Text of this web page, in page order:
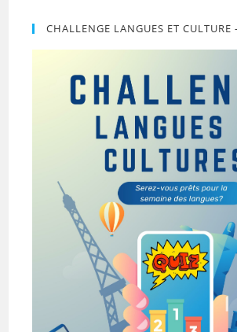
CHALLENGE LANGUES ET